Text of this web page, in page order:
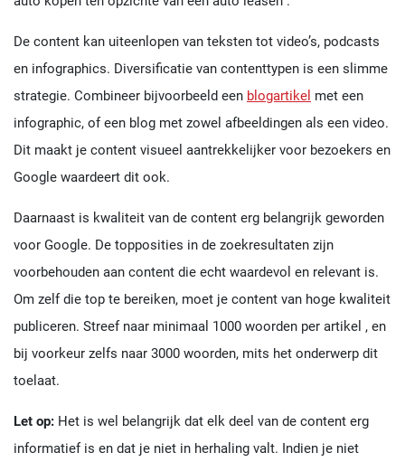
De content kan uiteenlopen van teksten tot video’s, podcasts
en infographics. Diversificatie van contenttypen is een slimme
strategie. Combineer bijvoorbeeld een blogartikel met een
infographic, of een blog met zowel afbeeldingen als een video.
Dit maakt je content visueel aantrekkelijker voor bezoekers en
Google waardeert dit ook.
Daarnaast is kwaliteit van de content erg belangrijk geworden
voor Google. De topposities in de zoekresultaten zijn
voorbehouden aan content die echt waardevol en relevant is.
Om zelf die top te bereiken, moet je content van hoge kwaliteit
publiceren. Streef naar minimaal 1000 woorden per artikel , en
bij voorkeur zelfs naar 3000 woorden, mits het onderwerp dit
toelaat.
Let op: Het is wel belangrijk dat elk deel van de content erg
informatief is en dat je niet in herhaling valt. Indien je niet